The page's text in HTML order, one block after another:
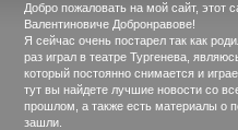
Добро пожаловать на мой сайт, этот
Валентиновиче Добронравове!
Я сейчас очень постарел так как
раз играл в театре Тургенева,
который постоянно снимается и
тут вы найдете лучшие новости со
прошлом, а также есть материалы о
зашли.